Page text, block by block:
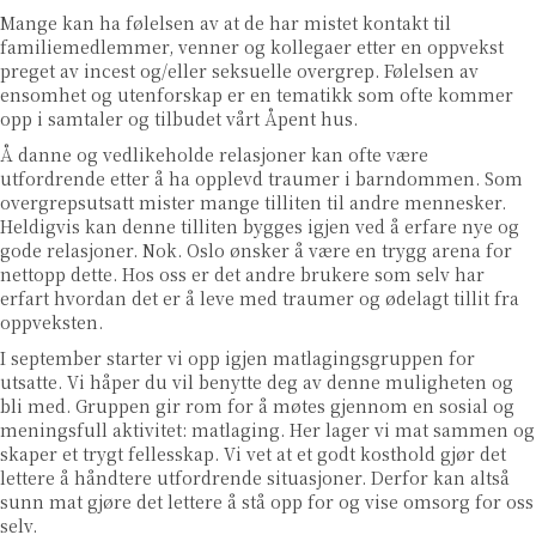
Mange kan ha følelsen av at de har mistet kontakt til
familiemedlemmer, venner og kollegaer etter en oppvekst
preget av incest og/eller seksuelle overgrep. Følelsen av
ensomhet og utenforskap er en tematikk som ofte kommer
opp i samtaler og tilbudet vårt Åpent hus.
Å danne og vedlikeholde relasjoner kan ofte være
utfordrende etter å ha opplevd traumer i barndommen. Som
overgrepsutsatt mister mange tilliten til andre mennesker.
Heldigvis kan denne tilliten bygges igjen ved å erfare nye og
gode relasjoner. Nok. Oslo ønsker å være en trygg arena for
nettopp dette. Hos oss er det andre brukere som selv har
erfart hvordan det er å leve med traumer og ødelagt tillit fra
oppveksten.
I september starter vi opp igjen matlagingsgruppen for
utsatte. Vi håper du vil benytte deg av denne muligheten og
bli med. Gruppen gir rom for å møtes gjennom en sosial og
meningsfull aktivitet: matlaging. Her lager vi mat sammen og
skaper et trygt fellesskap. Vi vet at et godt kosthold gjør det
lettere å håndtere utfordrende situasjoner. Derfor kan altså
sunn mat gjøre det lettere å stå opp for og vise omsorg for oss
selv.